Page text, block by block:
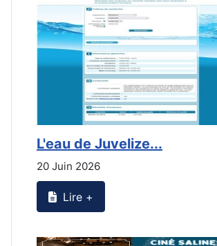
L'eau de Juvelize...
20 Juin 2026
Lire +